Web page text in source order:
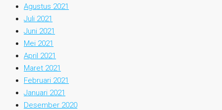
Agustus 2021
Juli 2021
Juni 2021
Mei 2021
April 2021
Maret 2021
Februari 2021
Januari 2021
Desember 2020